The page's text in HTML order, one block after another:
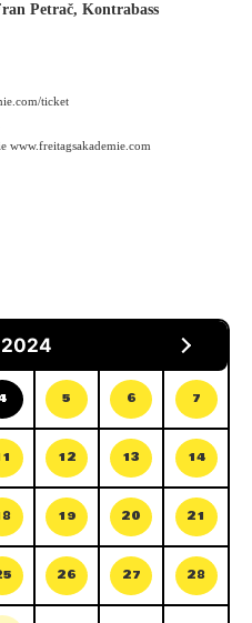
Petrač, Kontrabass
ticket
www.freitagsakademie.com
5 6 7
12 13 14
19 20 21
26 27 28